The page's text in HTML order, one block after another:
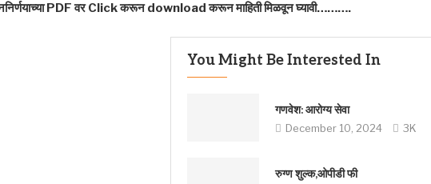
PDF वर Click करून download करून माहिती मिळवून घ्यावी……….
You Might Be Interested In
गणवेश: आरोग्य सेवा
December 10, 2024 3K
रुग्ण शुल्क,ओपीडी फी